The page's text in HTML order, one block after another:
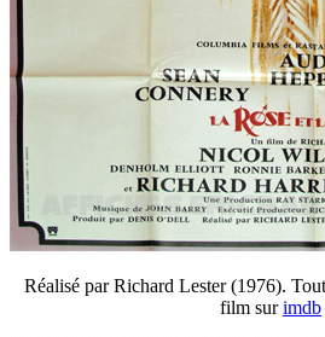
Réalisé par Richard Lester (1976).
film surimdb